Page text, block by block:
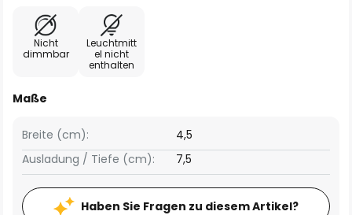
Nicht
dimmbar
Leuchtmitt
el nicht
enthalten
Maße
Breite (cm):
4,5
Ausladung / Tiefe (cm):
7,5
Haben Sie Fragen zu diesem Artikel?